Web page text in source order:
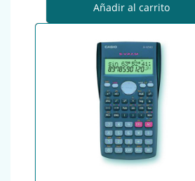
Añadir al carrito